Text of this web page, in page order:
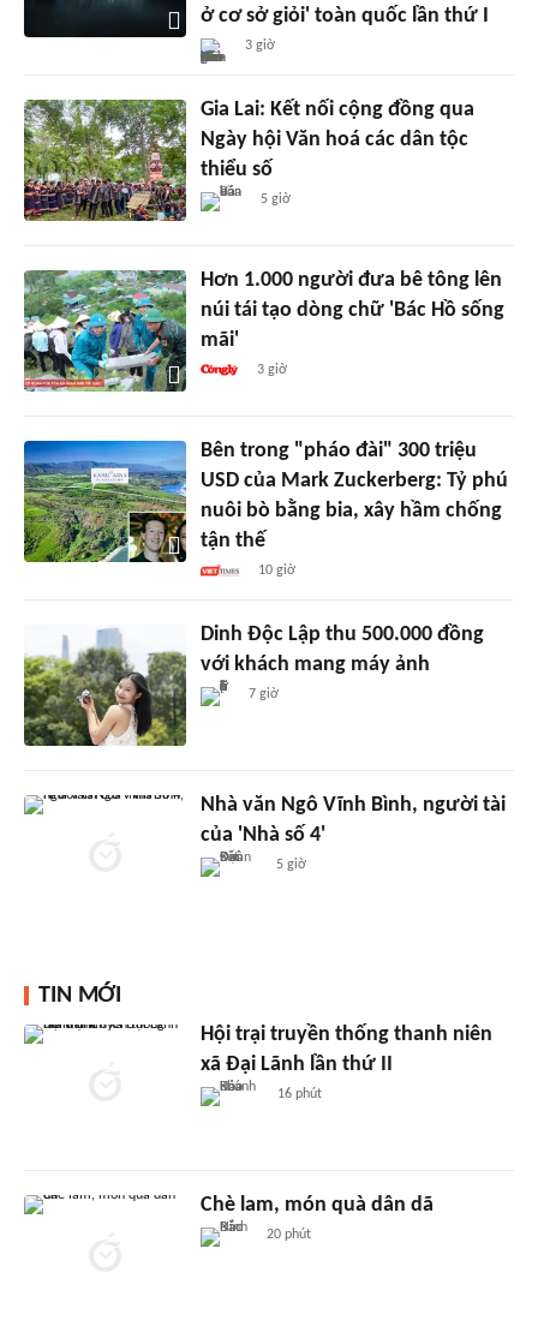
ở cơ sở giỏi' toàn quốc lần thứ I
3 giờ
Gia Lai: Kết nối cộng đồng qua
Ngày hội Văn hoá các dân tộc
thiểu số
5 giờ
Hơn 1.000 người đưa bê tông lên
núi tái tạo dòng chữ 'Bác Hồ sống
mãi'
3 giờ
Bên trong "pháo đài" 300 triệu
USD của Mark Zuckerberg: Tỷ phú
nuôi bò bằng bia, xây hầm chống
tận thế
10 giờ
Dinh Độc Lập thu 500.000 đồng
với khách mang máy ảnh
7 giờ
Nhà văn Ngô Vĩnh Bình, người tài
của 'Nhà số 4'
5 giờ
TIN MỚI
Hội trại truyền thống thanh niên
xã Đại Lãnh lần thứ II
16 phút
Chè lam, món quà dân dã
20 phút